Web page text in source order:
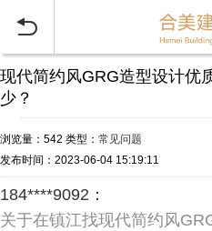

现代简约风GRG造型设计优
少？
浏览量：542 类型： 常见问题
发布时间：2023-06-04 15:19:11
184****9092：
关于在镇江找现代简约风